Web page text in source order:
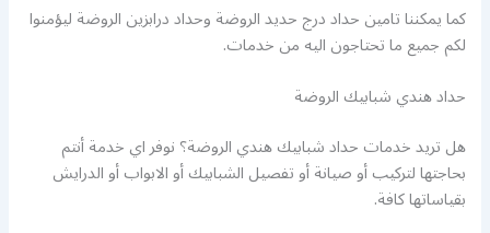
كما يمكننا تامين حداد درج حديد الروضة وحداد درابزين الروضة ليؤمنوا
لكم جميع ما تحتاجون اليه من خدمات.
حداد هندي شبابيك الروضة
هل تريد خدمات حداد شبابيك هندي الروضة؟ نوفر اي خدمة أنتم
بحاجتها لتركيب أو صيانة أو تفصيل الشبابيك أو الابواب أو الدرايش
بقياساتها كافة.